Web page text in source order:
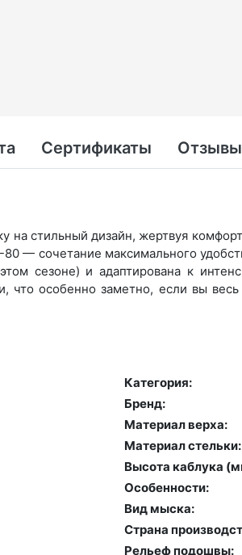
Сертификаты Отзывы
на стильный дизайн, жертвуя
— сочетание максимального
сезоне) и адаптирована к
что особенно заметно, если вы
Категория:
Бренд:
Материал верха:
Материал стельки:
Высота каблука
Особенности:
Вид мыска:
Страна
Рельеф подошвы: